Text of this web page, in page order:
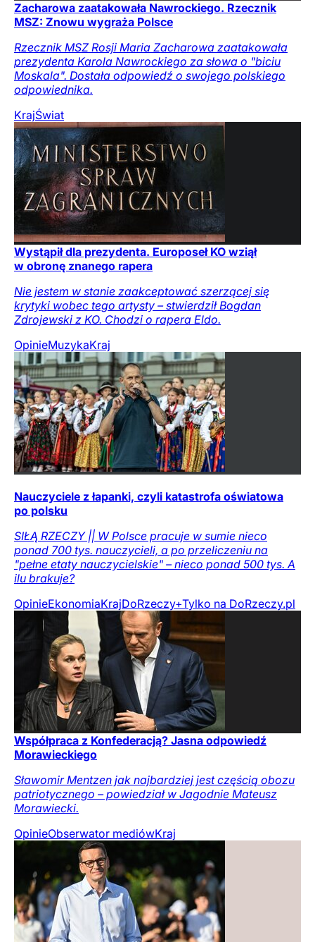
Zacharowa zaatakowała Nawrockiego. Rzecznik
MSZ: Znowu wygraża Polsce
Rzecznik MSZ Rosji Maria Zacharowa zaatakowała
prezydenta Karola Nawrockiego za słowa o "biciu
Moskala". Dostała odpowiedź o swojego polskiego
odpowiednika.
KrajŚwiat
Wystąpił dla prezydenta. Europoseł KO wziął
w obronę znanego rapera
Nie jestem w stanie zaakceptować szerzącej się
krytyki wobec tego artysty – stwierdził Bogdan
Zdrojewski z KO. Chodzi o rapera Eldo.
OpinieMuzykaKraj
Nauczyciele z łapanki, czyli katastrofa oświatowa
po polsku
SIŁĄ RZECZY || W Polsce pracuje w sumie nieco
ponad 700 tys. nauczycieli, a po przeliczeniu na
"pełne etaty nauczycielskie" – nieco ponad 500 tys. A
ilu brakuje?
OpinieEkonomiaKrajDoRzeczy+Tylko na DoRzeczy.pl
Współpraca z Konfederacją? Jasna odpowiedź
Morawieckiego
Sławomir Mentzen jak najbardziej jest częścią obozu
patriotycznego – powiedział w Jagodnie Mateusz
Morawiecki.
OpinieObserwator mediówKraj